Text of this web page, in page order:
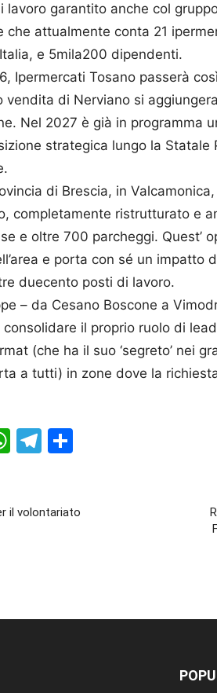
lavoro garantito anche col
che attualmente conta 21
e 5mila200 dipendenti.
Ipermercati Tosano passerà
vendita di Nerviano si
Nel 2027 è già in programma
strategica lungo la
di Brescia, in
completamente ristrutturato e
e oltre 700 parcheggi. Quest’
e porta con sé un impatto
duecento posti di lavoro.
– da Cesano Boscone a
consolidare il proprio ruolo di
(che ha il suo ‘segreto’ nei
a tutti) in zone dove la
WhatsApp
Telegram
il volontariato